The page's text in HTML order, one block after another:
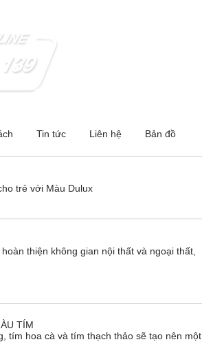
Tin tức Liên hệ Bản đồ
trẻ với Màu Dulux
thiện không gian nội thất và ngoại thất,
TÍM
tím hoa cà và tím thạch thảo sẽ tạo nên một